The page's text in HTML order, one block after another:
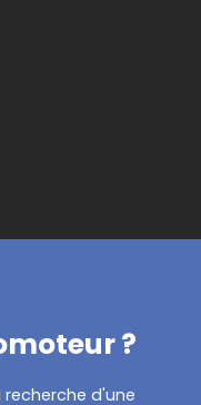
?
d'une